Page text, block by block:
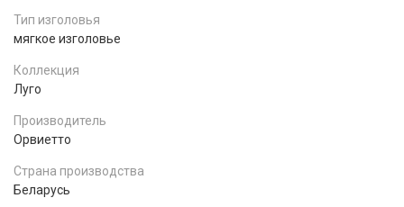
Тип изголовья
мягкое изголовье
Коллекция
Луго
Производитель
Орвиетто
Страна производства
Беларусь